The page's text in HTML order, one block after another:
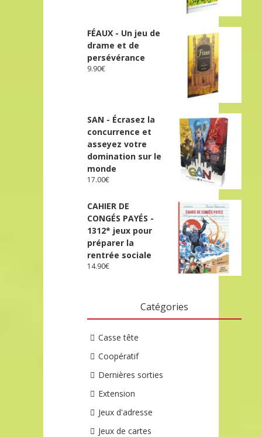
FÉAUX - Un jeu de
drame et de
persévérance
9.90€
SAN - Écrasez la
concurrence et
asseyez votre
domination sur le
monde
17.00€
CAHIER DE
CONGÉS PAYÉS -
1312* jeux pour
préparer la
rentrée sociale
14.90€
Catégories
Casse tête
Coopératif
Dernières sorties
Extension
Jeux d'adresse
Jeux de cartes